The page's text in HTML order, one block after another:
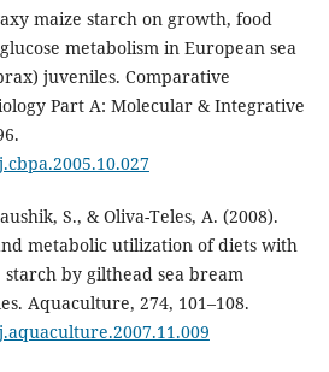
maize starch on growth, food
metabolism in European sea
juveniles. Comparative
Part A: Molecular & Integrative
S., & Oliva-Teles, A. (2008).
metabolic utilization of diets with
by gilthead sea bream
Aquaculture, 274, 101–108.